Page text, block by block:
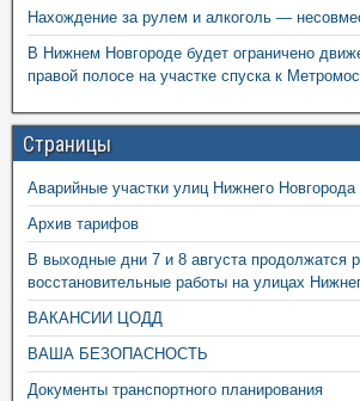
Нахождение за рулем и алкоголь —
В Нижнем Новгороде будет ограничено
правой полосе на участке спуска к
Страницы
Аварийные участки улиц Нижнего Новгорода
Архив тарифов
В выходные дни 7 и 8 августа продолжатся
восстановительные работы на улицах
ВАКАНСИИ ЦОДД
ВАША БЕЗОПАСНОСТЬ
Документы транспортного планирования